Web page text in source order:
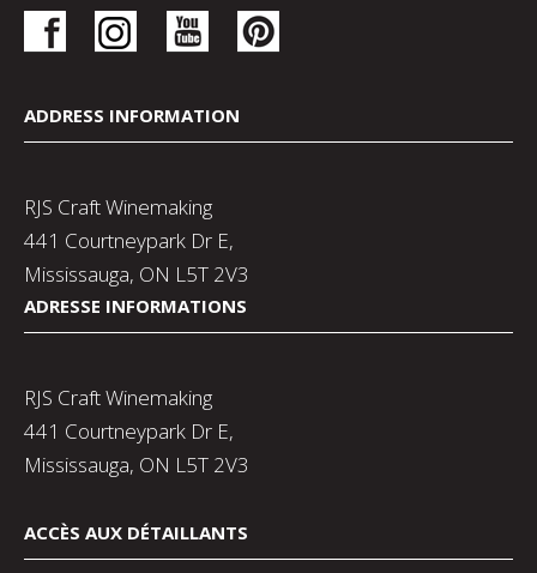
ADDRESS INFORMATION
RJS Craft Winemaking
441 Courtneypark Dr E,
Mississauga, ON L5T 2V3
ADRESSE INFORMATIONS
RJS Craft Winemaking
441 Courtneypark Dr E,
Mississauga, ON L5T 2V3
ACCÈS AUX DÉTAILLANTS